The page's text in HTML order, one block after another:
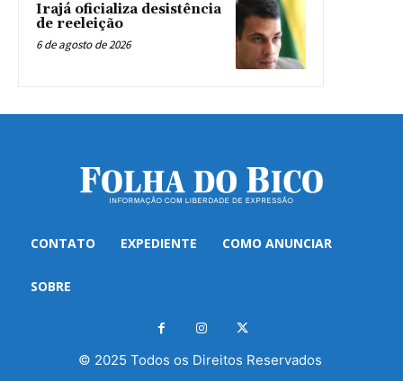
Irajá oficializa desistência
de reeleição
6 de agosto de 2026
CONTATO EXPEDIENTE COMO ANUNCIAR
SOBRE
© 2025 Todos os Direitos Reservados